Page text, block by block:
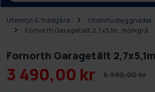
Utemiljö & trädgård Utomhusbyggnader
Fornorth Garagetält 2,7x5,1m, mörkgrå
Fornorth Garagetält
3 490,00 kr 6 990,00 kr